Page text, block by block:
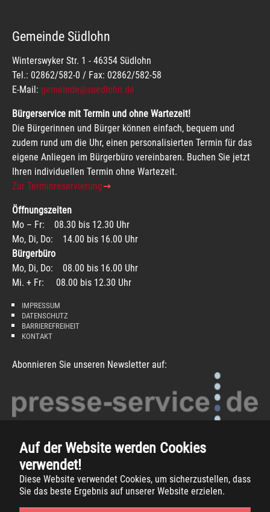
Auf der Website werden Cookies
verwendet!
Diese Website verwendet Cookies, um sicherzustellen, dass
Sie das beste Ergebnis auf unserer Website erzielen.
Gemeinde Südlohn
Winterswyker Str. 1 - 46354 Südlohn
Tel.: 02862/582-0 / Fax: 02862/582-58
E-Mail: gemeinde@suedlohn.de
Bürgerservice mit Termin und ohne Wartezeit!
Die Bürgerinnen und Bürger können einfach, bequem und
zudem rund um die Uhr, einen personalisierten Termin für das
eigene Anliegen im Bürgerbüro vereinbaren. Buchen Sie jetzt
Ihren individuellen Termin ohne Wartezeit.
Zur Terminreservierung
Öffnungszeiten
Mo – Fr: 08.30 bis 12.30 Uhr
Mo, Di, Do: 14.00 bis 16.00 Uhr
Bürgerbüro
Mo, Di, Do: 08.00 bis 16.00 Uhr
Mi. + Fr: 08.00 bis 12.30 Uhr
IMPRESSUM
DATENSCHUTZ
BARRIEREFREIHEIT
KONTAKT
Abonnieren Sie unseren Newsletter auf:
Copyright 2026 -Gemeinde Südlohn